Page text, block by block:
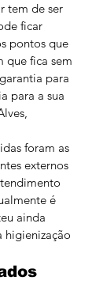
tem de ser
ficar
pontos que
que fica sem
para
para a sua
foram as
externos
é
ainda
higienização